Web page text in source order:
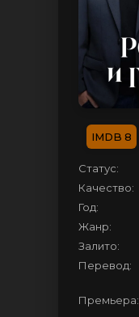
8
Статус:
Качество:
Год:
Жанр:
Залито:
Перевод:
Премьера: